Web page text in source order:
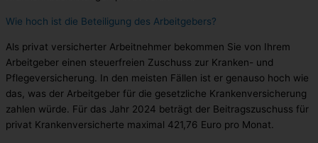
Wie hoch ist die Beteiligung des Arbeitgebers?
Als privat versicherter Arbeitnehmer bekommen Sie von Ihrem
Arbeitgeber einen steuerfreien Zuschuss zur Kranken- und
Pflegeversicherung. In den meisten Fällen ist er genauso hoch wie
das, was der Arbeitgeber für die gesetzliche Krankenversicherung
zahlen würde. Für das Jahr 2024 beträgt der Beitragszuschuss für
privat Krankenversicherte maximal 421,76 Euro pro Monat.